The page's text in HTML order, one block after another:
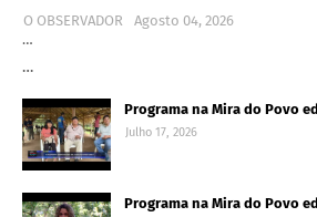
O OBSERVADOR
Agosto 04, 2026
…
…
Programa na Mira do Povo
Julho 17, 2026
Programa na Mira do Povo